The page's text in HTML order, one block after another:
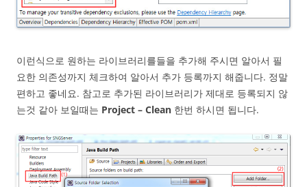
이런식으로 원하는 라이브러리를들을 추가해 주시면 알아서 필
요한 의존성까지 체크하여 알아서 추가 등록까지 해줍니다. 정말
편하고 좋네요. 참고로 추가된 라이브러리가 제대로 등록되지 않
는것 같아 보일때는 Project – Clean 한번 하시면 됩니다.